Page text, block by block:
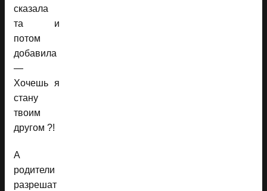
сказала
та и
потом
добавила
—
Хочешь я
стану
твоим
другом ?!
А
родители
разрешат